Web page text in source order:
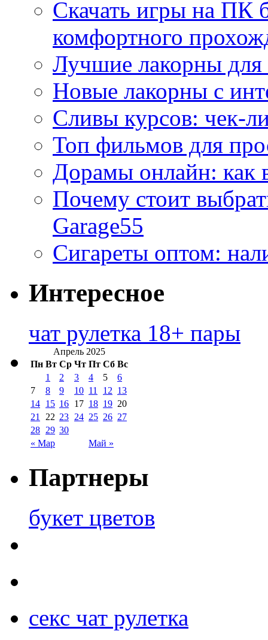
Скачать игры на ПК
комфортного
Лучшие лакорны для
Новые лакорны с
Сливы курсов: чек-
Топ фильмов для
Дорамы онлайн: как
Почему стоит
Garage55
Сигареты оптом:
Интересное
чат рулетка 18+ пары
Апрель 2025
Пн Вт Ср Чт Пт Сб Вс
« Мар Май »
1 2 3 4 5
6
7
8 9 10 11 12 13
14 15 16 17 18 19 20
21
22 23 24 25 26 27
28 29 30
Партнеры
букет цветов
секс чат рулетка